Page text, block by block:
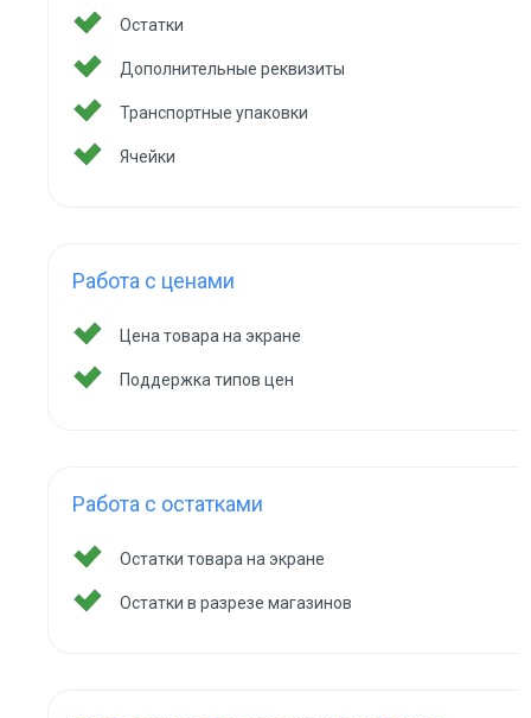
Остатки
Дополнительные реквизиты
Транспортные упаковки
Ячейки
Работа с ценами
Цена товара на экране
Поддержка типов цен
Работа с остатками
Остатки товара на экране
Остатки в разрезе магазинов